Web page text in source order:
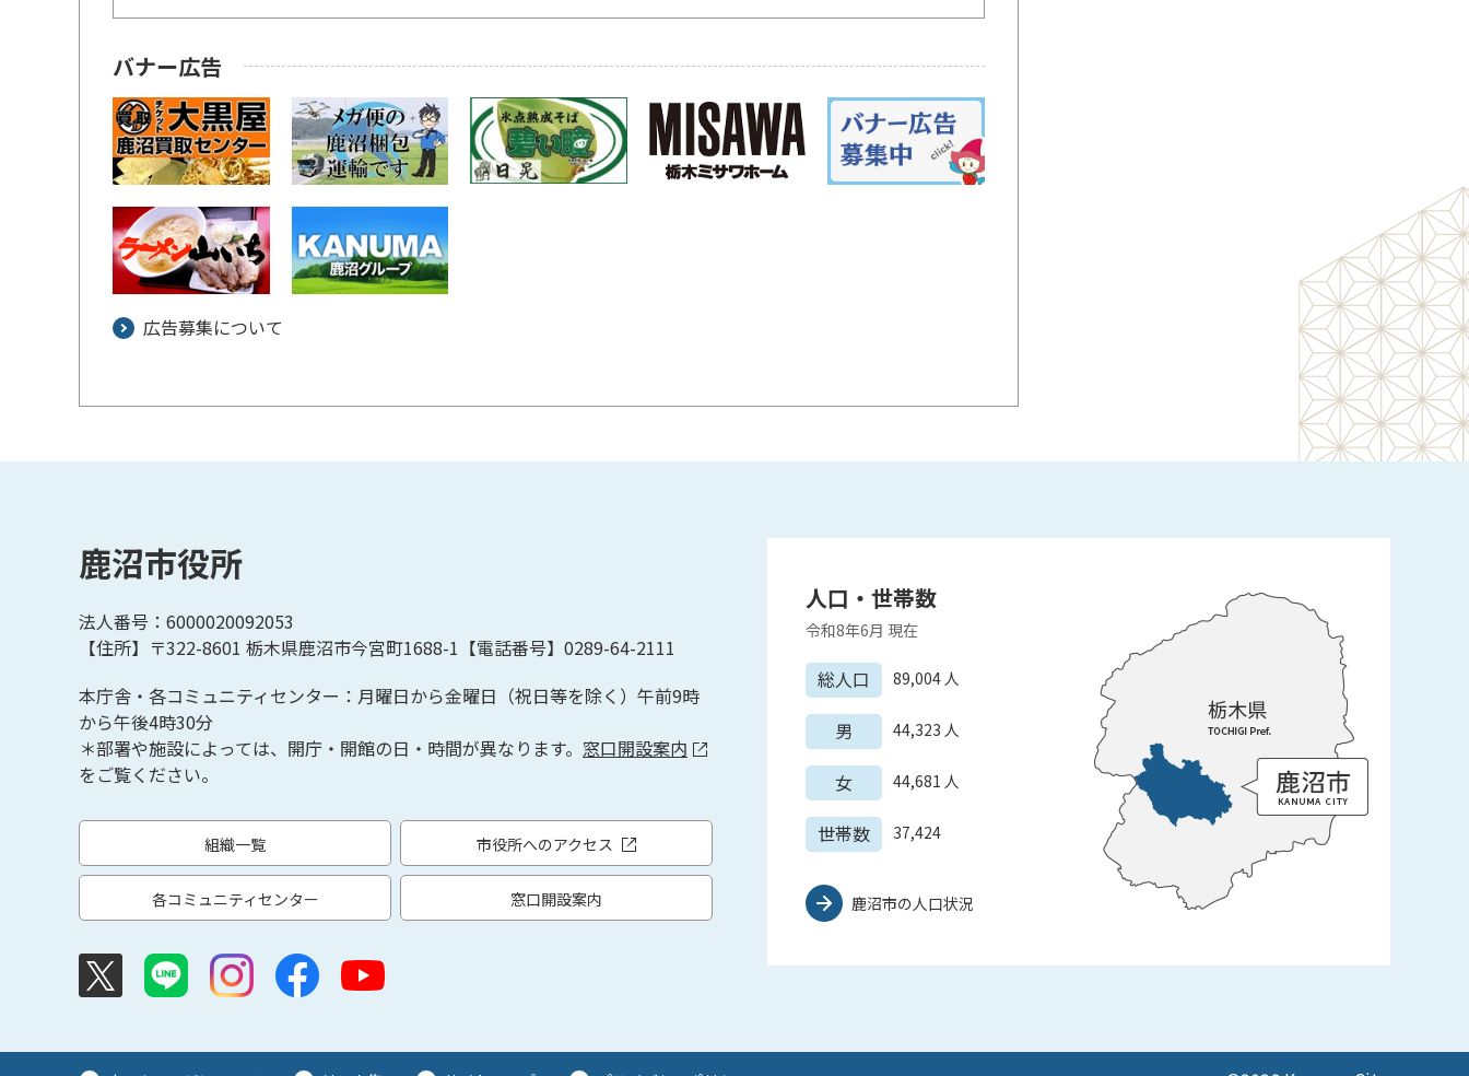
バナー広告
広告募集について
鹿沼市役所
法人番号：6000020092053
【住所】〒322-8601 栃木県鹿沼市今宮町1688-1【電話番号】0289-64-2111
本庁舎・各コミュニティセンター：月曜日から金曜日（祝日等を除く）午前9時
から午後4時30分
＊部署や施設によっては、開庁・開館の日・時間が異なります。 窓口開設案内
をご覧ください。
組織一覧 市役所へのアクセス
各コミュニティセンター 窓口開設案内
人口・世帯数
令和8年6月 現在
総人口 89,004 人
男 44,323 人
女 44,681 人
世帯数 37,424
鹿沼市の人口状況